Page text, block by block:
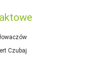
Czubaj